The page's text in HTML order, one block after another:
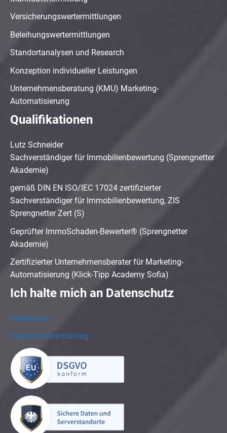
Versicherungswertermittlungen
Beleihungswertermittlungen
Standortanalysen und Research
Konzeption individueller Leistungen
Unternehmensberatung (KMU) Marketing-
Automatisierung
Qualifikationen
Lutz Schneider
Sachverständiger für Immobilienbewertung (Sprengnetter
Akademie)
gemäß DIN EN ISO/IEC 17024 zertifizierter
Sachverständiger für Immobilienbewertung, ZIS
Sprengnetter Zert (S)
Geprüfter ImmoSchaden-Bewerter® (Sprengnetter
Akademie)
Zertifizierter Unternehmensberater für Marketing-
Automatisierung (Klick-Tipp Academy Sofia)
Ich halte mich an Datenschutz
Impressum
Datenschutzerklärung